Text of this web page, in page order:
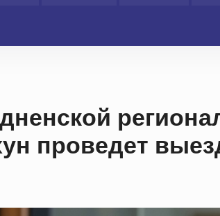
проведет